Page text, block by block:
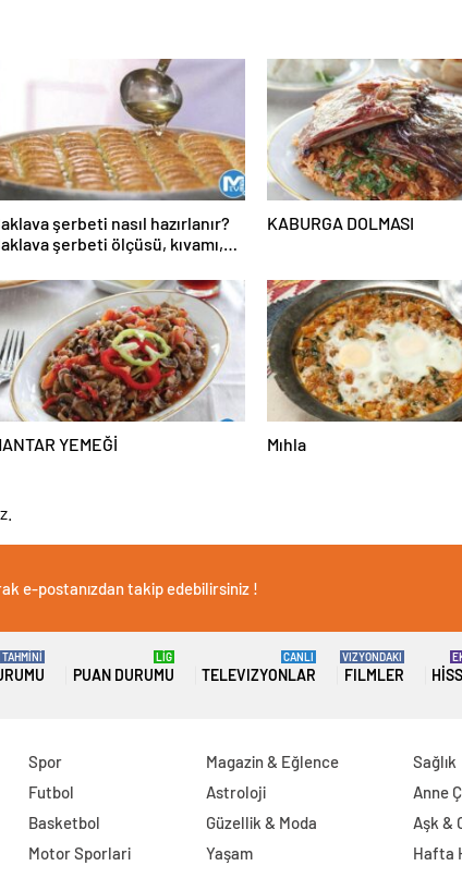
şerbeti nasıl hazırlanır?
şerbeti ölçüsü, kıvamı,
KABURGA DOLMASI
YEMEĞİ Mıhla
e-postanızdan takip edebilirsiniz !
TAHMİNİ
PUAN DURUMU
LİG
TELEVIZYONLAR
CANLI
FILMLER
VIZYONDAKI
Spor
Futbol
Basketbol
Motor Sporlari
Magazin & Eğlence
Astroloji
Güzellik & Moda
Yaşam
Sağlık
Anne
Aşk &
Hafta